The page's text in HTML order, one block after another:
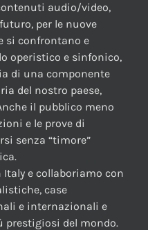
audio/video,
per le nuove
si confrontano e
operistico e sinfonico,
di una componente
del nostro paese,
il pubblico meno
e le prove di
senza “timore”
e collaboriamo con
case
e internazionali e
prestigiosi del mondo.